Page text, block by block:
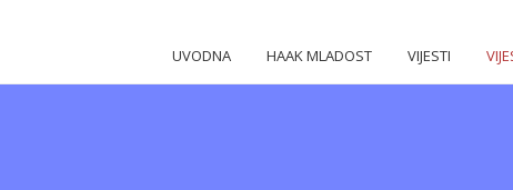
UVODNA HAAK MLADOST VIJESTI